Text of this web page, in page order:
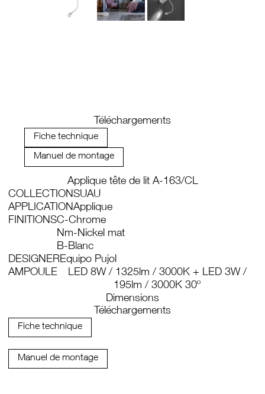
Téléchargements
Fiche technique
Manuel de montage
Applique tête de lit A-163/CL
COLLECTIONSUAU
APPLICATIONApplique
FINITIONSC-Chrome
Nm-Nickel mat
B-Blanc
DESIGNEREquipo Pujol
AMPOULE
LED 8W / 1325lm / 3000K + LED 3W /
195lm / 3000K 30º
Dimensions
Téléchargements
Fiche technique
Manuel de montage